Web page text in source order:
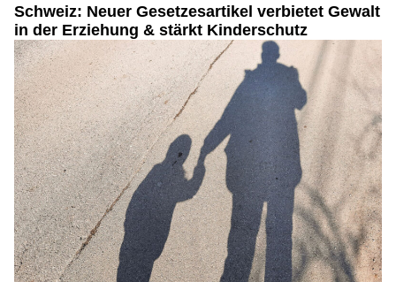
Schweiz: Neuer Gesetzesartikel verbietet Gewalt
in der Erziehung & stärkt Kinderschutz